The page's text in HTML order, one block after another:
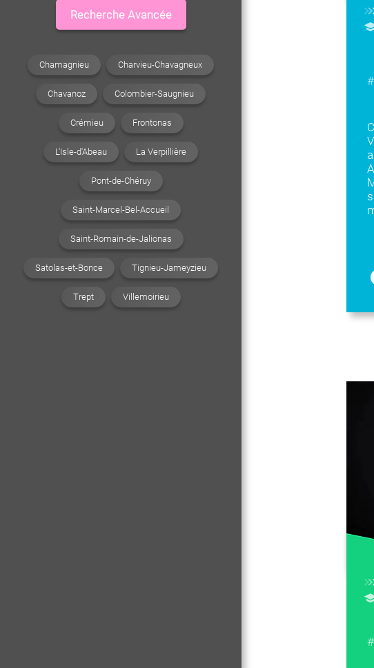
Recherche Avancée
Chamagnieu Charvieu-Chavagneux
Chavanoz Colombier-Saugnieu
Crémieu Frontonas
L'Isle-d'Abeau La Verpillière
Pont-de-Chéruy
Saint-Marcel-Bel-Accueil
Saint-Romain-de-Jalionas
Satolas-et-Bonce Tignieu-Jameyzieu
Trept Villemoirieu
#
#